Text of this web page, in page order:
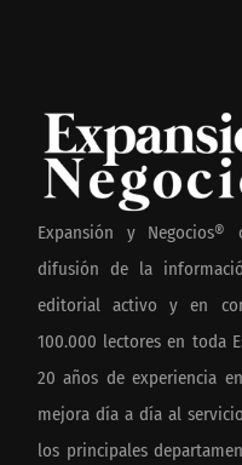
Expansión y
difusión de la
editorial activo y en
100.000 lectores en toda
20 años de experiencia
mejora día a día al
los principales